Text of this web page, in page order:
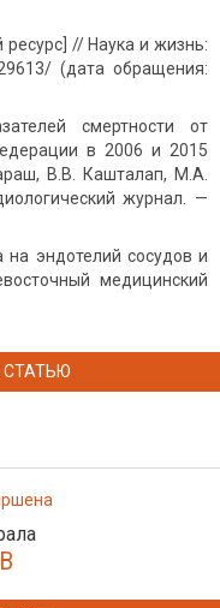
// Наука и жизнь:
(дата обращения:
смертности от
в 2006 и 2015
В.В. Кашталап, М.А.
журнал. —
на эндотелий сосудов и
медицинский
СТАТЬЮ